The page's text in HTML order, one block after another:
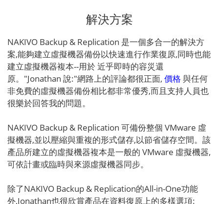
解決方案
NAKIVO Backup & Replication 是一個多合一的解決方
案,能夠建立虛擬機器備份以快速進行作業復原,同時也能
建立虛擬機器複本--用於近乎即時的容災還
原。"Jonathan 說:"網路上的評論都很正面, 價格 與任何
非免費的虛擬機器備份相比都非常優秀,而且支持人員也
很樂於回答我的問題。
NAKIVO Backup & Replication 可備份整個 VMware 虛
擬機器,並以壓縮與重複的形式儲存,以節省儲存空間。該
產品所建立的虛擬機器複本是一般的 VMware 虛擬機器,
可依計畫或臨時與來源虛擬機器同步。
除了NAKIVO Backup & Replication的All-in-One功能
外,Jonathan也很欣賞產品在資料復原上的多樣選項: